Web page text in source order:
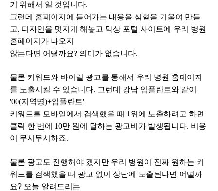
기 위해서 일 것입니다.
그런데 홈페이지에 들어가는 내용을 심혈을 기울여 만들
고, 디자인을 멋지게 해놓고 막상 포털 사이트에 우리 병원
홈페이지가 나오지
않는다면 어떨까요? 의미가 없습니다.
물론 키워드와 바이럴 광고를 통해서 우리 병원 홈페이지
를 노출시킬 수 있습니다. 그런데 강남 임플란트와 같이
'00(지역명)+임플란트'
키워드를 모바일에서 검색했을 때 1위에 노출하려고 하면
클릭 한 번에 10만 원에 달하는 광고비가 발생됩니다. 비용
이 무시무시하죠.
물론 광고도 진행해야 겠지만 우리 병원이 진짜 원하는 키
워드를 검색했을 때 광고 없이 상단에 노출된다면 어떨까
요? 오늘 알려드리는